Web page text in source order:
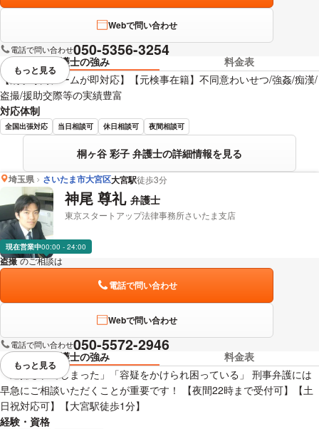
Webで問い合わせ
電話で問い合わせ050-5356-3254
弁護士の強み
料金表
【刑事専門チームが即対応】【元検事在籍】不同意わいせつ/強姦/痴漢/
盗撮/援助交際等の実績豊富
対応体制
全国出張対応 当日相談可 休日相談可 夜間相談可
桐ヶ谷 彩子 弁護士の詳細情報を見る
視覚的に省略されている要素を
もっと見る
埼玉県 さいたま市大宮区大宮駅徒歩3分
神尾 尊礼 弁護士
東京スタートアップ法律事務所さいたま支店
現在営業中00:00 - 24:00
盗撮 のご相談は
電話で問い合わせ
Webで問い合わせ
電話で問い合わせ050-5572-2946
弁護士の強み
料金表
「逮捕されてしまった」「容疑をかけられ困っている」 刑事弁護には
早急にご相談いただくことが重要です！ 【夜間22時まで受付可】【土
日祝対応可】【大宮駅徒歩1分】
経験・資格
視覚的に省略されている要素を
もっと見る